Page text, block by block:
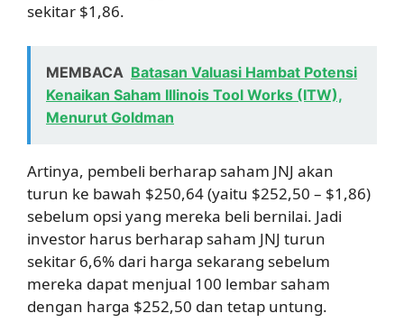
sekitar $1,86.
MEMBACA Batasan Valuasi Hambat Potensi
Kenaikan Saham Illinois Tool Works (ITW),
Menurut Goldman
Artinya, pembeli berharap saham JNJ akan
turun ke bawah $250,64 (yaitu $252,50 – $1,86)
sebelum opsi yang mereka beli bernilai. Jadi
investor harus berharap saham JNJ turun
sekitar 6,6% dari harga sekarang sebelum
mereka dapat menjual 100 lembar saham
dengan harga $252,50 dan tetap untung.